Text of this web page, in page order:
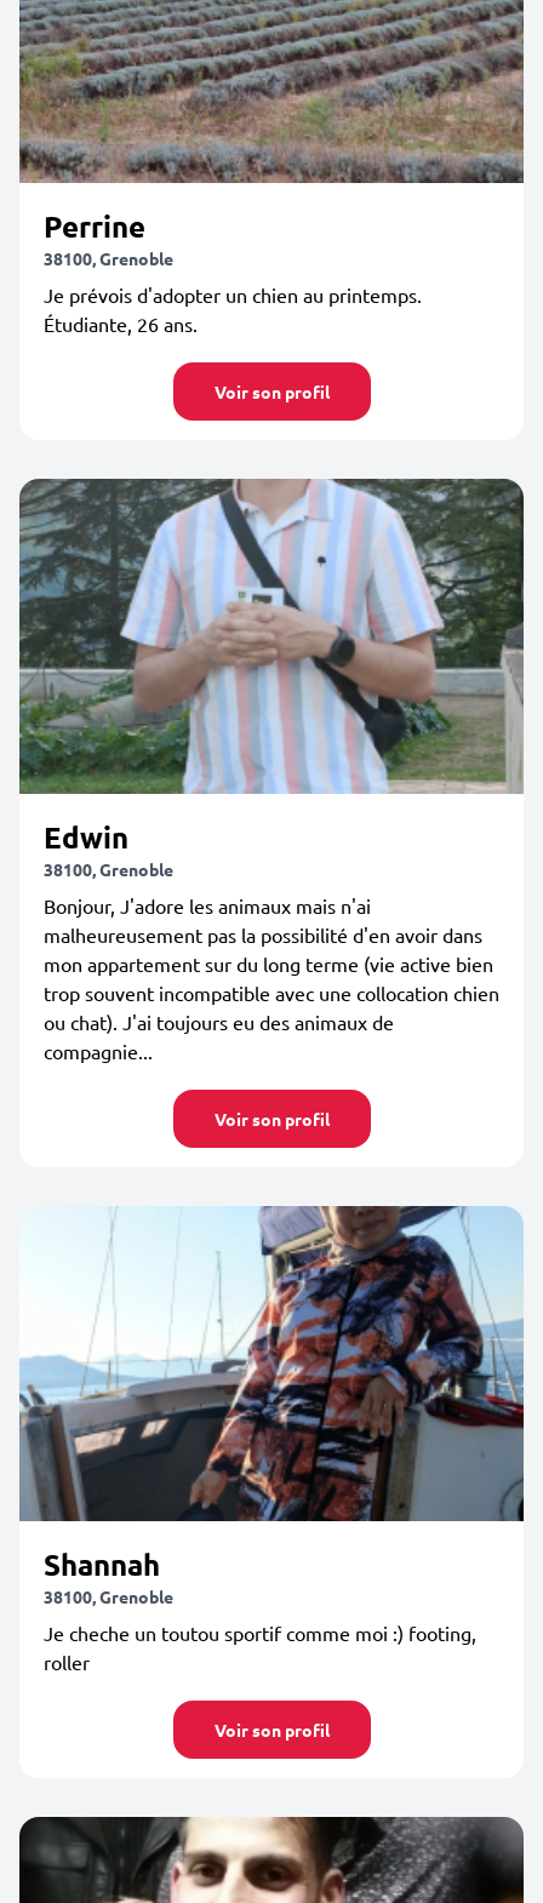
Perrine
38100, Grenoble
Je prévois d'adopter un chien au printemps.
Étudiante, 26 ans.
Voir son profil
Edwin
38100, Grenoble
Bonjour, J'adore les animaux mais n'ai
malheureusement pas la possibilité d'en avoir dans
mon appartement sur du long terme (vie active bien
trop souvent incompatible avec une collocation chien
ou chat). J'ai toujours eu des animaux de
compagnie...
Voir son profil
Shannah
38100, Grenoble
Je cheche un toutou sportif comme moi :) footing,
roller
Voir son profil